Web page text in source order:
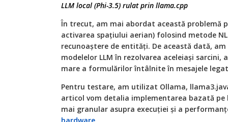
LLM local (Phi-3.5) rulat prin llama.cpp
În trecut, am mai abordat această problemă
activarea spațiului aerian) folosind metode
recunoaștere de entități. De această dată,
modelelor LLM în rezolvarea aceleiași sarcini,
mare a formulărilor întâlnite în mesajele
Pentru testare, am utilizat Ollama,
articol vom detalia implementarea bazată
mai granular asupra execuției și a